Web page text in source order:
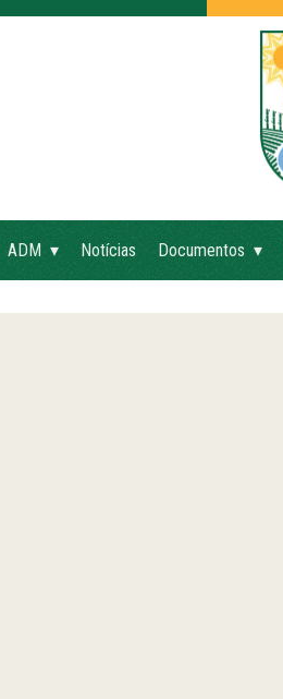
ADM Notícias Documentos